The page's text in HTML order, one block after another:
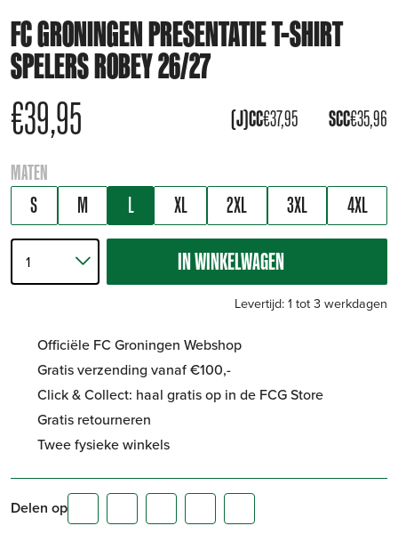
FC GRONINGEN PRESENTATIE T-SHIRT
SPELERS ROBEY 26/27
€39,95 (J)CC€37,95 SCC€35,96
MATEN
S M L XL 2XL 3XL 4XL
IN WINKELWAGEN
Levertijd: 1 tot 3 werkdagen
Officiële FC Groningen Webshop
Gratis verzending vanaf €100,-
Click & Collect: haal gratis op in de FCG Store
Gratis retourneren
Twee fysieke winkels
Delen op